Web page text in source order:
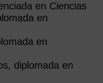
en Ciencias
en
en
diplomada en